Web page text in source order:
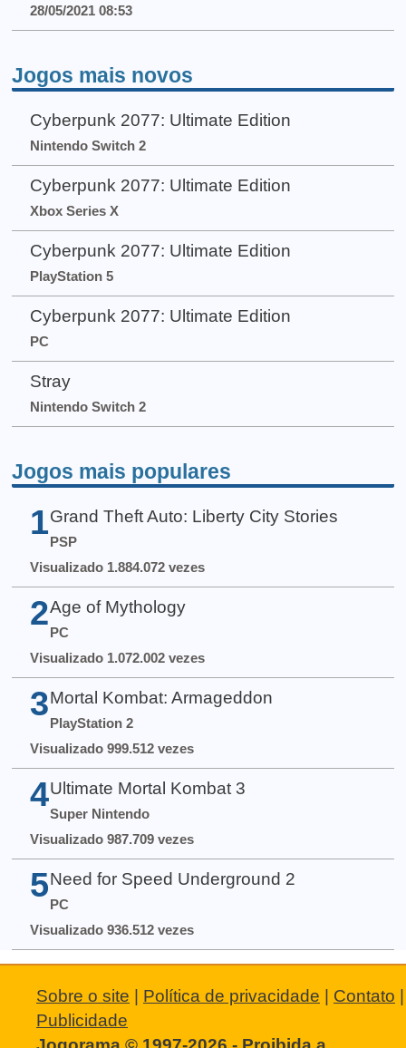
28/05/2021 08:53
Jogos mais novos
Cyberpunk 2077: Ultimate Edition
Nintendo Switch 2
Cyberpunk 2077: Ultimate Edition
Xbox Series X
Cyberpunk 2077: Ultimate Edition
PlayStation 5
Cyberpunk 2077: Ultimate Edition
PC
Stray
Nintendo Switch 2
Jogos mais populares
1 Grand Theft Auto: Liberty City Stories
PSP
Visualizado 1.884.072 vezes
2 Age of Mythology
PC
Visualizado 1.072.002 vezes
3 Mortal Kombat: Armageddon
PlayStation 2
Visualizado 999.512 vezes
4 Ultimate Mortal Kombat 3
Super Nintendo
Visualizado 987.709 vezes
5 Need for Speed Underground 2
PC
Visualizado 936.512 vezes
Sobre o site | Política de privacidade | Contato |
Publicidade